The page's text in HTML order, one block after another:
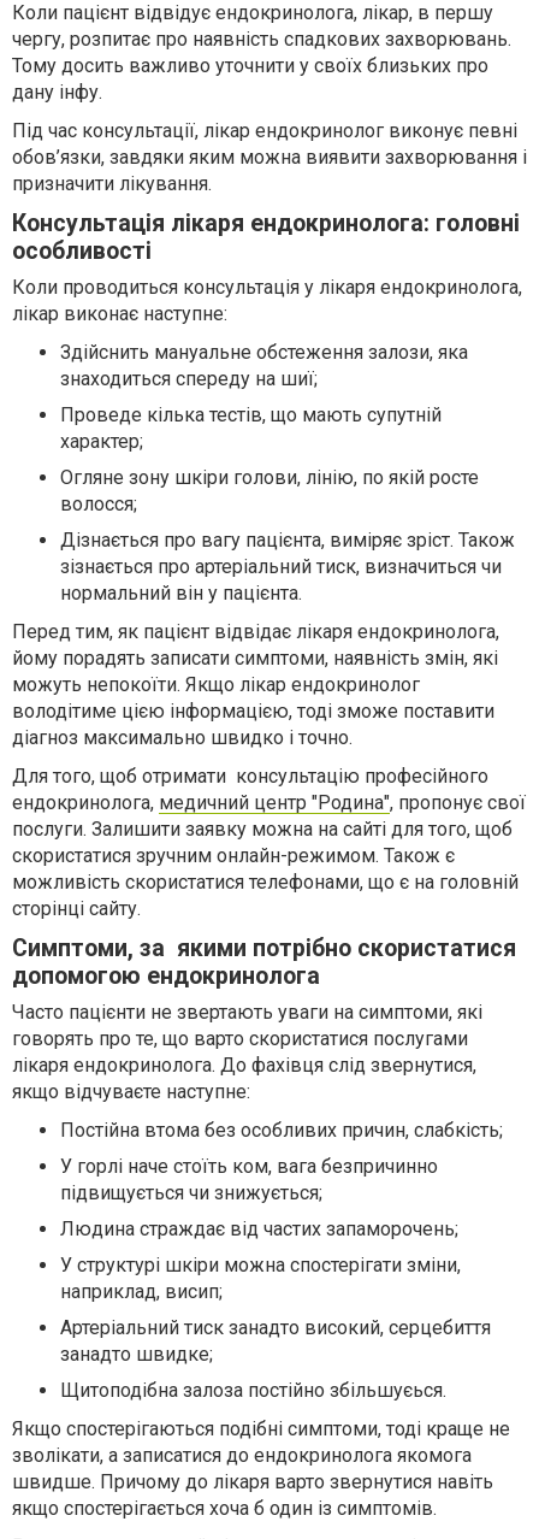
Коли пацієнт відвідує ендокринолога, лікар, в першу
чергу, розпитає про наявність спадкових захворювань.
Тому досить важливо уточнити у своїх близьких про
дану інфу.
Під час консультації, лікар ендокринолог виконує певні
обов’язки, завдяки яким можна виявити захворювання і
призначити лікування.
Консультація лікаря ендокринолога: головні
особливості
Коли проводиться консультація у лікаря ендокринолога,
лікар виконає наступне:
Здійснить мануальне обстеження залози, яка
знаходиться спереду на шиї;
Проведе кілька тестів, що мають супутній
характер;
Огляне зону шкіри голови, лінію, по якій росте
волосся;
Дізнається про вагу пацієнта, виміряє зріст. Також
зізнається про артеріальний тиск, визначиться чи
нормальний він у пацієнта.
Перед тим, як пацієнт відвідає лікаря ендокринолога,
йому порадять записати симптоми, наявність змін, які
можуть непокоїти. Якщо лікар ендокринолог
володітиме цією інформацією, тоді зможе поставити
діагноз максимально швидко і точно.
Для того, щоб отримати консультацію професійного
ендокринолога, медичний центр "Родина", пропонує свої
послуги. Залишити заявку можна на сайті для того, щоб
скористатися зручним онлайн-режимом. Також є
можливість скористатися телефонами, що є на головній
сторінці сайту.
Симптоми, за якими потрібно скористатися
допомогою ендокринолога
Часто пацієнти не звертають уваги на симптоми, які
говорять про те, що варто скористатися послугами
лікаря ендокринолога. До фахівця слід звернутися,
якщо відчуваєте наступне:
Постійна втома без особливих причин, слабкість;
У горлі наче стоїть ком, вага безпричинно
підвищується чи знижується;
Людина страждає від частих запаморочень;
У структурі шкіри можна спостерігати зміни,
наприклад, висип;
Артеріальний тиск занадто високий, серцебиття
занадто швидке;
Щитоподібна залоза постійно збільшуєься.
Якщо спостерігаються подібні симптоми, тоді краще не
зволікати, а записатися до ендокринолога якомога
швидше. Причому до лікаря варто звернутися навіть
якщо спостерігається хоча б один із симптомів.